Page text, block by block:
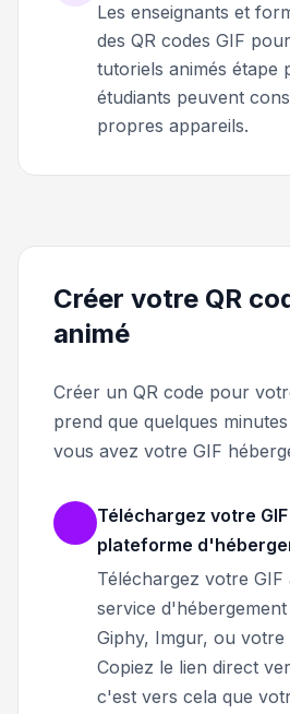
Les enseignants et
des QR codes GIF
tutoriels animés étape
étudiants peuvent
propres appareils.
Créer votre QR
animé
Créer un QR code pour
prend que quelques
vous avez votre GIF
Téléchargez votre
plateforme
Téléchargez votre GIF
service
Giphy, Imgur, ou
Copiez le lien direct
c'est vers cela que